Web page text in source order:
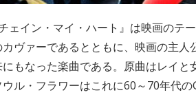
ェイン・マイ・ハート』は映画のテ
ヴァーであるとともに、映画の主
もなった楽曲である。原曲はレイ
ル・フラワーはこれに60～70年代